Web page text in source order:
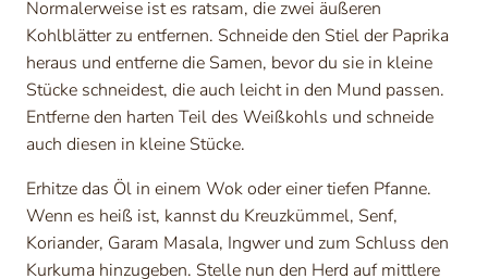
Normalerweise ist es ratsam, die zwei äußeren
Kohlblätter zu entfernen. Schneide den Stiel der Paprika
heraus und entferne die Samen, bevor du sie in kleine
Stücke schneidest, die auch leicht in den Mund passen.
Entferne den harten Teil des Weißkohls und schneide
auch diesen in kleine Stücke.
Erhitze das Öl in einem Wok oder einer tiefen Pfanne.
Wenn es heiß ist, kannst du Kreuzkümmel, Senf,
Koriander, Garam Masala, Ingwer und zum Schluss den
Kurkuma hinzugeben. Stelle nun den Herd auf mittlere